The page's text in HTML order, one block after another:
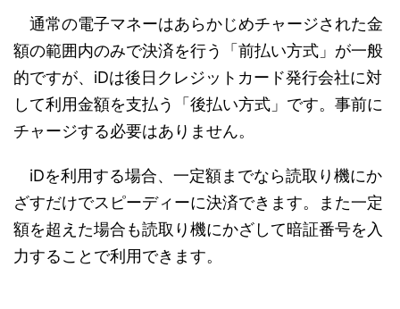
通常の電子マネーはあらかじめチャージされた金
額の範囲内のみで決済を行う「前払い方式」が一般
的ですが、iDは後日クレジットカード発行会社に対
して利用金額を支払う「後払い方式」です。事前に
チャージする必要はありません。
iDを利用する場合、一定額までなら読取り機にか
ざすだけでスピーディーに決済できます。また一定
額を超えた場合も読取り機にかざして暗証番号を入
力することで利用できます。